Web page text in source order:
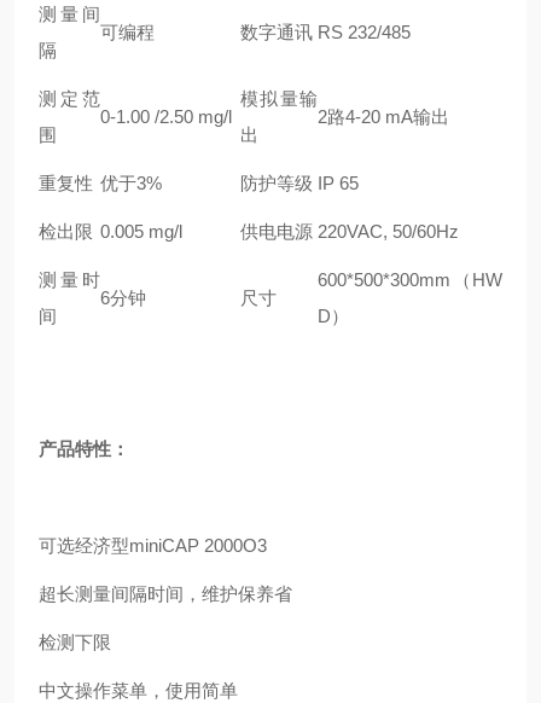
测量间
隔
可编程 数字通讯 RS 232/485
测定范
围
0-1.00 /2.50 mg/l
模拟量输
出
2路4-20 mA输出
重复性 优于3% 防护等级 IP 65
检出限 0.005 mg/l 供电电源 220VAC, 50/60Hz
测量时
间
6分钟 尺寸
600*500*300mm（HW
D）
产品特性：
可选经济型miniCAP 2000O3
超长测量间隔时间，维护保养省
检测下限
中文操作菜单，使用简单